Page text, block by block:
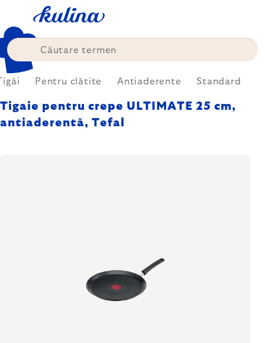
conținut
Pentru clătite Antiaderente Standard
Tigaie pentru crepe ULTIMATE 25 cm,
antiaderentă, Tefal